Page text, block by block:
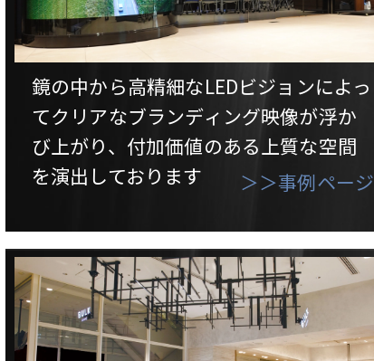
鏡の中から高精細なLEDビジョンによっ
てクリアなブランディング映像が浮か
び上がり、付加価値のある上質な空間
を演出しております
＞＞事例ページ